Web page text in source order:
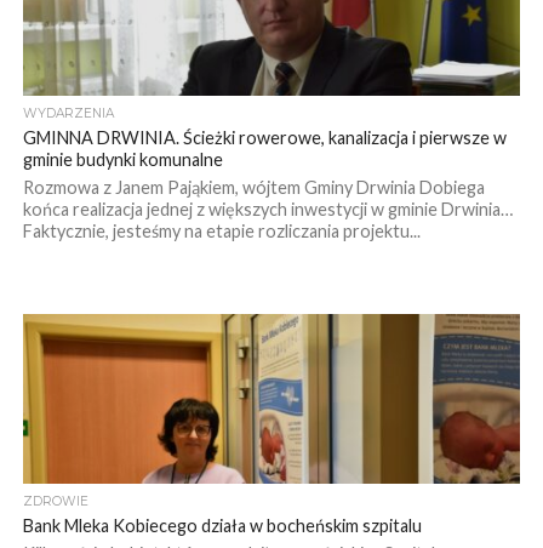
WYDARZENIA
GMINNA DRWINIA. Ścieżki rowerowe, kanalizacja i pierwsze w
gminie budynki komunalne
Rozmowa z Janem Pająkiem, wójtem Gminy Drwinia Dobiega
końca realizacja jednej z większych inwestycji w gminie Drwinia…
Faktycznie, jesteśmy na etapie rozliczania projektu...
ZDROWIE
Bank Mleka Kobiecego działa w bocheńskim szpitalu